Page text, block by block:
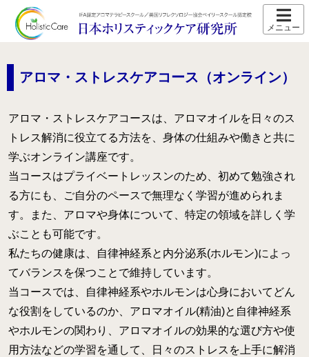
アロマ・ストレスケアコース（オンライン）
アロマ・ストレスケアコースは、アロマオイルを日々のス
トレス解消に役立てる方法を、身体の仕組みや働きと共に
学ぶオンライン講座です。
当コースはプライベートレッスンのため、初めて勉強され
る方にも、ご自分のペースで無理なく学習が進められま
す。また、アロマや身体について、特定の領域を詳しく学
ぶことも可能です。
私たちの健康は、自律神経系と内分泌系(ホルモン)によっ
てバランスを保つことで維持しています。
当コースでは、自律神経系やホルモンは心身においてどん
な役割をしているのか、アロマオイル(精油)と自律神経系
やホルモンの関わり、アロマオイルの効果的な選び方や使
用方法などの学習を通して、日々のストレスを上手に解消
スクール紹介
卒業生の声
講師プロフィール
スクール通信
コース紹介
IFA認定 メディカルアロマテラピーコース【2026年5月開
講】
IFA認定 看護師対象 医療アロマテラピーコース【2026年5
月開講】
様々な障害の方にアロマとタッチを用いるケアラー養成コ
ース